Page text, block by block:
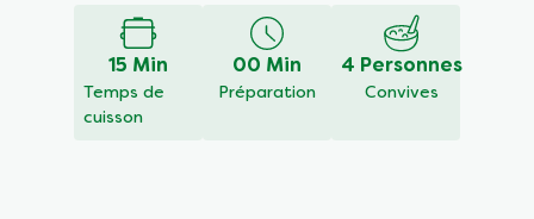
15 Min
Temps de
cuisson
00 Min
Préparation
4 Personnes
Convives